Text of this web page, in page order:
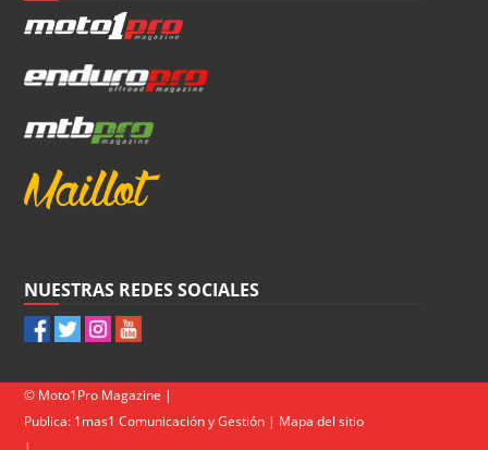
NUESTRAS REDES SOCIALES
© Moto1Pro Magazine |
Publica: 1mas1 Comunicación y Gestión | Mapa del sitio